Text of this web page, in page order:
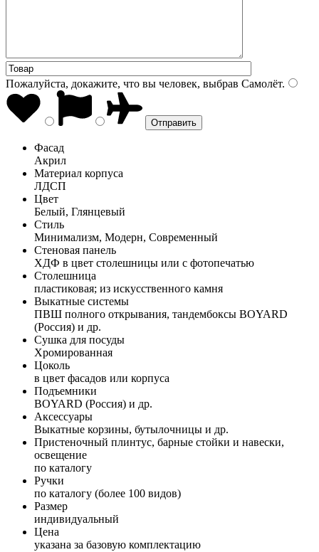
Пожалуйста, докажите, что вы человек, выбрав Самолёт.
Фасад
Акрил
Материал корпуса
ЛДСП
Цвет
Белый, Глянцевый
Стиль
Минимализм, Модерн, Современный
Стеновая панель
ХДФ в цвет столешницы или с фотопечатью
Столешница
пластиковая; из искусственного камня
Выкатные системы
ПВШ полного открывания, тандембоксы BOYARD
(Россия) и др.
Сушка для посуды
Хромированная
Цоколь
в цвет фасадов или корпуса
Подъемники
BOYARD (Россия) и др.
Аксессуары
Выкатные корзины, бутылочницы и др.
Пристеночный плинтус, барные стойки и навески,
освещение
по каталогу
Ручки
по каталогу (более 100 видов)
Размер
индивидуальный
Цена
указана за базовую комплектацию